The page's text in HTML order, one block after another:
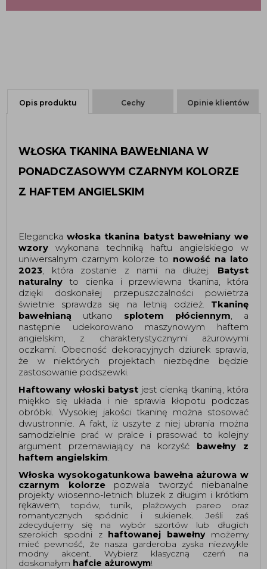
Opis produktu Cechy Opinie klientów
WŁOSKA TKANINA BAWEŁNIANA W
PONADCZASOWYM CZARNYM KOLORZE
Z HAFTEM ANGIELSKIM
Eleganckawłoska tkanina batyst bawełniany we
wzory wykonana techniką haftu angielskiego w
uniwersalnym czarnym kolorze to nowość na lato
2023, która zostanie z nami na dłużej. Batyst
naturalny to cienka i przewiewna tkanina, która
dzięki doskonałej przepuszczalności powietrza
świetnie sprawdza się na letnią odzież. Tkaninę
bawełnianą utkano splotem płóciennym, a
następnie udekorowano maszynowym haftem
angielskim, z charakterystycznymi ażurowymi
oczkami. Obecność dekoracyjnych dziurek sprawia,
że w niektórych projektach niezbędne będzie
zastosowanie podszewki.
Haftowany włoski batyst jest cienką tkaniną, która
miękko się układa i nie sprawia kłopotu podczas
obróbki. Wysokiej jakości tkaninę można stosować
dwustronnie. A fakt, iż uszyte z niej ubrania można
samodzielnie prać w pralce i prasować to kolejny
argument przemawiający na korzyść
bawełny z
haftem angielskim.
Włoska wysokogatunkowa bawełna ażurowa w
czarnym kolorze pozwala tworzyć niebanalne
projekty wiosenno-letnich bluzek z długim i krótkim
rękawem, topów, tunik, plażowych pareo oraz
romantycznych spódnic i sukienek. Jeśli zaś
zdecydujemy się na wybór szortów lub długich
szerokich spodni z haftowanej bawełnymożemy
mieć pewność, że nasza garderoba zyska niezwykle
modny akcent. Wybierz klasyczną czerń na
doskonałym hafcie ażurowym!